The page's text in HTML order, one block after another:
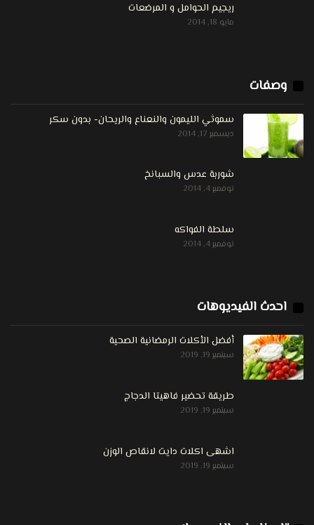
ريجيم الحوامل و المرضعات
مايو 18, 2014
وصفات
سموثي الليمون والنعناع والريحان- بدون سكر
ديسمبر 17, 2014
شوربة عدس والسبانخ
نوفمبر 4, 2014
سلطة الفواكه
نوفمبر 4, 2014
احدث الفيديوهات
أفضل الأكلات الرمضانية الصحية
سبتمبر 19, 2019
طريقة تحضير فاهيتا الدجاج
سبتمبر 19, 2019
اشهى اكلات دايت لانقاص الوزن
سبتمبر 19, 2019